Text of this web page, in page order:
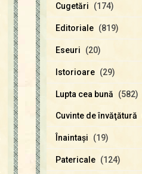
Cugetări (174)
Editoriale (819)
Eseuri (20)
Istorioare (29)
Lupta cea bună (582)
Cuvinte de învăţătură
Înaintaşi (19)
Patericale (124)